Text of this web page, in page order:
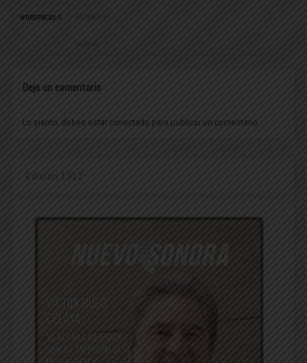
WORDPRESS: 0 FACEBOOK:
DISQUS:
Deja un comentario
Lo siento, debes estar conectado para publicar un comentario.
Edición 1312